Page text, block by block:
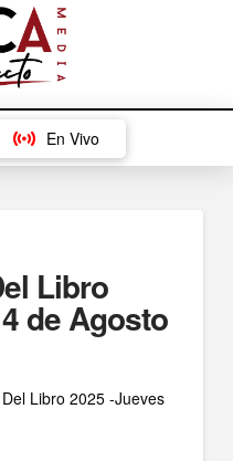
En Vivo
Libro
de Agosto
Libro 2025 -Jueves